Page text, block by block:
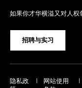
如果你才华横溢又对人权
招聘与实习
隐私政
网站使用